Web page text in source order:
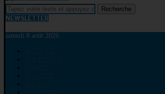
Recherche
NEWSLETTER
samedi 8 août 2026